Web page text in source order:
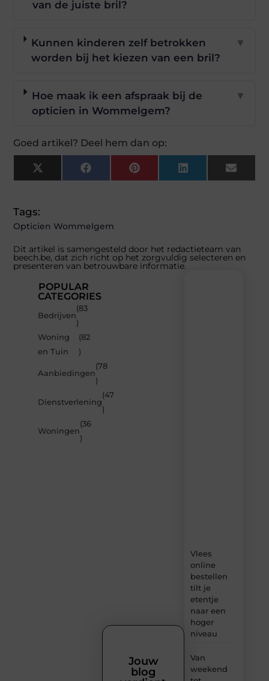
van de juiste bril?
Kunnen kinderen zelf betrokken
worden bij het kiezen van een bril?
▼
Hoe maak ik een afspraak bij de
opticien in Wommelgem?
▼
Goed artikel? Deel hem dan op:
X
(Twitter)
FacebookPinterestLinkedInEmail
Tags:
Opticien Wommelgem
Dit artikel is samengesteld door het redactieteam van
beech.be, dat zich richt op het zorgvuldig selecteren en
presenteren van betrouwbare informatie.
POPULAR
CATEGORIES
Bedrijven
(83
)
Woning
en Tuin
(82
)
Aanbiedingen
(78
)
Dienstverlening
(47
)
Woningen
(36
)
Vlees
online
bestellen
tilt je
etentje
naar een
hoger
niveau
Van
weekend
Jouw
blog